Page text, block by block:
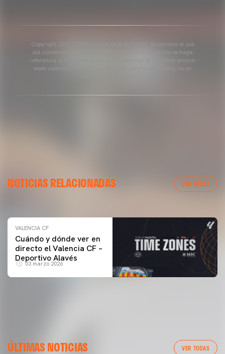
Copyright 2013-2025 Valencia Club de Fútbol. Se permite el uso
del contenido editorial del artículo siempre y cuando se haga
referencia a su fuente, además de contener el siguiente enlace:
www.valenciacf.com. Fotografías de Lázaro de la Peña, no se
NOTICIAS RELACIONADAS VER TODAS
ENTRENAMIENTO DEL VALENCIA CF 04/03/26
VALENCIA CF
Cuándo y dónde ver en
directo el Valencia CF –
Deportivo Alavés
03 marzo 2026
ÚLTIMAS NOTICIAS VER TODAS